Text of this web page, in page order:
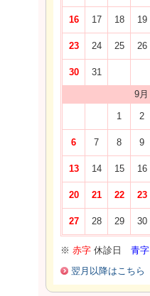
16 17 18 19
23 24 25 26
30 31
9月
1 2
6 7 8 9
13 14 15 16
20 21 22 23
27 28 29 30
※ 赤字 休診日 青字
翌月以降はこちら